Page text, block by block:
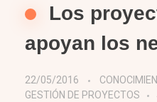
Los
apoyan los
22/05/2016
GESTIÓN DE PROYECTOS